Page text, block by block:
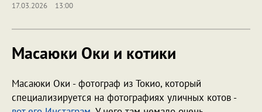
17.03.2026
13:00
Масаюки Оки и котики
Масаюки Оки - фотограф из Токио, который
специализируется на фотографиях уличных котов -